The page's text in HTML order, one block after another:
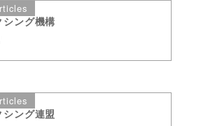
シング機構
シング連盟